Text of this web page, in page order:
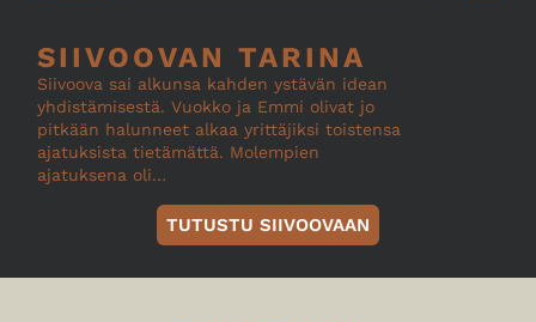
SIIVOOVAN TARINA
Siivoova sai alkunsa kahden ystävän idean
yhdistämisestä. Vuokko ja Emmi olivat jo
pitkään halunneet alkaa yrittäjiksi toistensa
ajatuksista tietämättä. Molempien
ajatuksena oli…
TUTUSTU SIIVOOVAAN